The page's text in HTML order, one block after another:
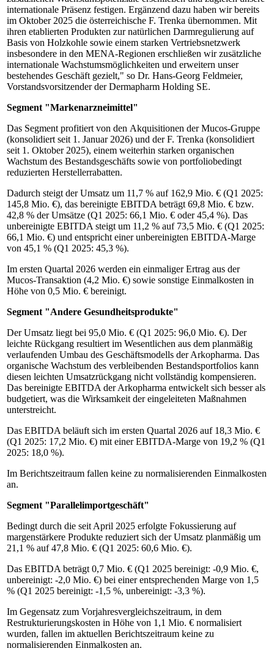
internationale Präsenz festigen. Ergänzend dazu haben wir bereits
im Oktober 2025 die österreichische F. Trenka übernommen. Mit
ihren etablierten Produkten zur natürlichen Darmregulierung auf
Basis von Holzkohle sowie einem starken Vertriebsnetzwerk
insbesondere in den MENA-Regionen erschließen wir zusätzliche
internationale Wachstumsmöglichkeiten und erweitern unser
bestehendes Geschäft gezielt," so Dr. Hans-Georg Feldmeier,
Vorstandsvorsitzender der Dermapharm Holding SE.
Segment "Markenarzneimittel"
Das Segment profitiert von den Akquisitionen der Mucos-Gruppe
(konsolidiert seit 1. Januar 2026) und der F. Trenka (konsolidiert
seit 1. Oktober 2025), einem weiterhin starken organischen
Wachstum des Bestandsgeschäfts sowie von portfoliobedingt
reduzierten Herstellerrabatten.
Dadurch steigt der Umsatz um 11,7 % auf 162,9 Mio. € (Q1 2025:
145,8 Mio. €), das bereinigte EBITDA beträgt 69,8 Mio. € bzw.
42,8 % der Umsätze (Q1 2025: 66,1 Mio. € oder 45,4 %). Das
unbereinigte EBITDA steigt um 11,2 % auf 73,5 Mio. € (Q1 2025:
66,1 Mio. €) und entspricht einer unbereinigten EBITDA-Marge
von 45,1 % (Q1 2025: 45,3 %).
Im ersten Quartal 2026 werden ein einmaliger Ertrag aus der
Mucos-Transaktion (4,2 Mio. €) sowie sonstige Einmalkosten in
Höhe von 0,5 Mio. € bereinigt.
Segment "Andere Gesundheitsprodukte"
Der Umsatz liegt bei 95,0 Mio. € (Q1 2025: 96,0 Mio. €). Der
leichte Rückgang resultiert im Wesentlichen aus dem planmäßig
verlaufenden Umbau des Geschäftsmodells der Arkopharma. Das
organische Wachstum des verbleibenden Bestandsportfolios kann
diesen leichten Umsatzrückgang nicht vollständig kompensieren.
Das bereinigte EBITDA der Arkopharma entwickelt sich besser als
budgetiert, was die Wirksamkeit der eingeleiteten Maßnahmen
unterstreicht.
Das EBITDA beläuft sich im ersten Quartal 2026 auf 18,3 Mio. €
(Q1 2025: 17,2 Mio. €) mit einer EBITDA-Marge von 19,2 % (Q1
2025: 18,0 %).
Im Berichtszeitraum fallen keine zu normalisierenden Einmalkosten
an.
Segment "Parallelimportgeschäft"
Bedingt durch die seit April 2025 erfolgte Fokussierung auf
margenstärkere Produkte reduziert sich der Umsatz planmäßig um
21,1 % auf 47,8 Mio. € (Q1 2025: 60,6 Mio. €).
Das EBITDA beträgt 0,7 Mio. € (Q1 2025 bereinigt: -0,9 Mio. €,
unbereinigt: -2,0 Mio. €) bei einer entsprechenden Marge von 1,5
% (Q1 2025 bereinigt: -1,5 %, unbereinigt: -3,3 %).
Im Gegensatz zum Vorjahresvergleichszeitraum, in dem
Restrukturierungskosten in Höhe von 1,1 Mio. € normalisiert
wurden, fallen im aktuellen Berichtszeitraum keine zu
normalisierenden Einmalkosten an.